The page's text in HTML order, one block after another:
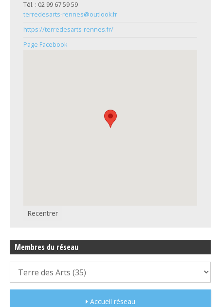
Tél. : 02 99 67 59 59
terredesarts-rennes@outlook.fr
https://terredesarts-rennes.fr/
Page Facebook
Recentrer
Membres du réseau
Accueil réseau